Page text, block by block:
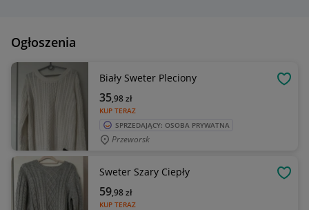
Ogłoszenia
Biały Sweter Pleciony
KUP TERAZ
35,98zł
SPRZEDAJĄCY: OSOBA PRYWATNA
Przeworsk
Sweter Szary Ciepły
KUP TERAZ
59,98zł